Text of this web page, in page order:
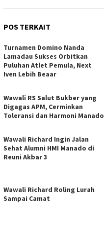
POS TERKAIT
Turnamen Domino Nanda
Lamadau Sukses Orbitkan
Puluhan Atlet Pemula, Next
Iven Lebih Beaar
Wawali RS Salut Bukber yang
Digagas APM, Cerminkan
Toleransi dan Harmoni Manado
Wawali Richard Ingin Jalan
Sehat Alumni HMI Manado di
Reuni Akbar 3
Wawali Richard Roling Lurah
Sampai Camat